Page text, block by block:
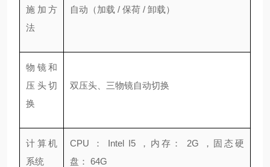
施加方
法
自动（加载 / 保荷 / 卸载）
物镜和
压头切
换
双压头、三物镜自动切换
计算机
系统
CPU ： Intel I5 ，内存： 2G ，固态硬
盘： 64G